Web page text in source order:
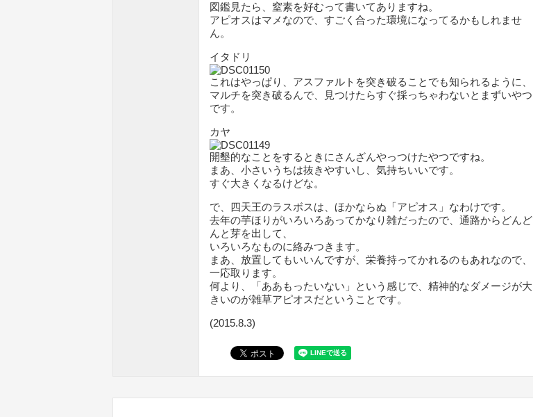
図鑑見たら、窒素を好むって書いてありますね。
アピオスはマメなので、すごく合った環境になってるかもしれませ
ん。
イタドリ
これはやっぱり、アスファルトを突き破ることでも知られるように、
マルチを突き破るんで、見つけたらすぐ採っちゃわないとまずいやつ
です。
カヤ
開墾的なことをするときにさんざんやっつけたやつですね。
まあ、小さいうちは抜きやすいし、気持ちいいです。
すぐ大きくなるけどな。
で、四天王のラスボスは、ほかならぬ「アピオス」なわけです。
去年の芋ほりがいろいろあってかなり雑だったので、通路からどんど
んと芽を出して、
いろいろなものに絡みつきます。
まあ、放置してもいいんですが、栄養持ってかれるのもあれなので、
一応取ります。
何より、「ああもったいない」という感じで、精神的なダメージが大
きいのが雑草アピオスだということです。
(2015.8.3)